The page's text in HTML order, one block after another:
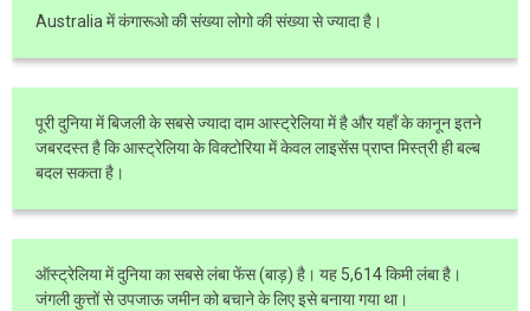
Australia में कंगारूओ की संख्या लोगो की संख्या से ज्यादा है।
पूरी दुनिया में बिजली के सबसे ज्यादा दाम आस्ट्रेलिया में है और यहाँ के कानून इतने
जबरदस्त है कि आस्ट्रेलिया के विक्टोरिया में केवल लाइसेंस प्राप्त मिस्त्री ही बल्ब
बदल सकता है।
ऑस्ट्रेलिया में दुनिया का सबसे लंबा फेंस (बाड़) है। यह 5,614 किमी लंबा है।
जंगली कुत्तों से उपजाऊ जमीन को बचाने के लिए इसे बनाया गया था।